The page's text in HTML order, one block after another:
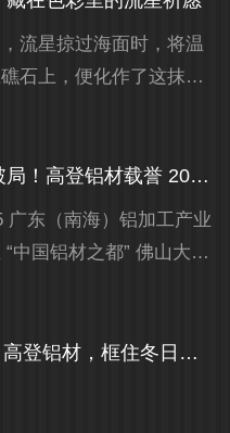
流星掠过海面时，将温
石上，便化作了这抹治
人们会闭眼许愿。—— 高
流星的美好寓意，让 破卷破圈破局！高登铝材载誉 2025 广东铝加工大会，共筑行业高质发展合力
广东（南海）铝加工产业
中国铝材之都” 佛山大沥
“摒弃内卷 攻坚克难 奋
技术…
小雪藏暖 | 高登铝材，框住冬日温柔❄️